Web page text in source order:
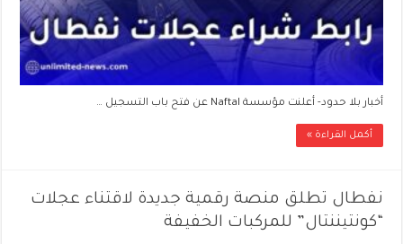
أخبار بلا حدود- أعلنت مؤسسة Naftal عن فتح باب التسجيل …
أكمل القراءة »
نفطال تطلق منصة رقمية جديدة لاقتناء عجلات
“كونتيننتال” للمركبات الخفيفة